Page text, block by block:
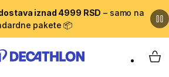
iznad 4999 RSD – samo na
pakete 📦
My